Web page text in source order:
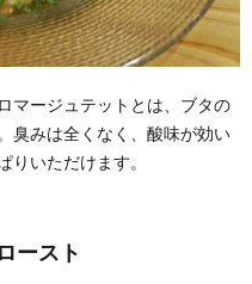
マージュテットとは、ブタの
臭みは全くなく、酸味が効い
りいただけます。
ースト